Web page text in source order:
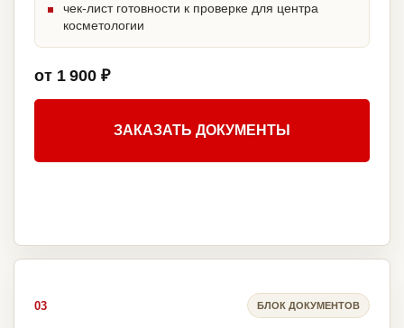
чек-лист готовности к проверке для центра
косметологии
от 1 900 ₽
ЗАКАЗАТЬ ДОКУМЕНТЫ
03 БЛОК ДОКУМЕНТОВ